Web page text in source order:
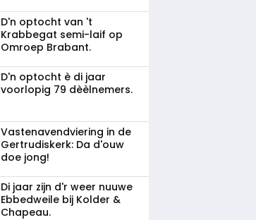
D'n optocht van 't
Krabbegat semi-laif op
Omroep Brabant.
D'n optocht è di jaar
voorlopig 79 dèèlnemers.
Vastenavendviering in de
Gertrudiskerk: Da d'ouw
doe jong!
Di jaar zijn d'r weer nuuwe
Ebbedweile bij Kolder &
Chapeau.